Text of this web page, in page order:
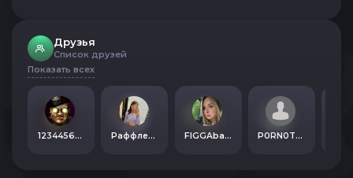
Друзья
Список друзей
Показать всех
1234456788 Раффлезия FIGGAbananaGIRL P0RN0TRAKT0R